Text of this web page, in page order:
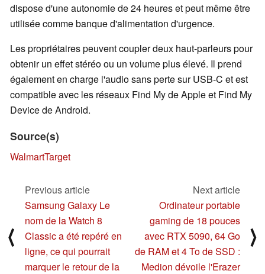
dispose d'une autonomie de 24 heures et peut même être
utilisée comme banque d'alimentation d'urgence.
Les propriétaires peuvent coupler deux haut-parleurs pour
obtenir un effet stéréo ou un volume plus élevé. Il prend
également en charge l'audio sans perte sur USB-C et est
compatible avec les réseaux Find My de Apple et Find My
Device de Android.
Source(s)
WalmartTarget
⟨
Previous article
Samsung Galaxy Le
nom de la Watch 8
Classic a été repéré en
ligne, ce qui pourrait
marquer le retour de la
Next article
Ordinateur portable
gaming de 18 pouces
avec RTX 5090, 64 Go
de RAM et 4 To de SSD :
Medion dévoile l'Erazer
⟩